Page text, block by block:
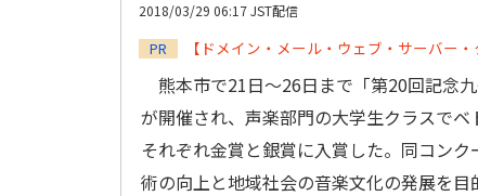
2018/03/29 06:17 JST配信
PR 【ドメイン・メール・ウェブ・サーバー
熊本市で21日～26日まで「第20回記念九
が開催され、声楽部門の大学生クラスで
それぞれ金賞と銀賞に入賞した。同コン
術の向上と地域社会の音楽文化の発展を目